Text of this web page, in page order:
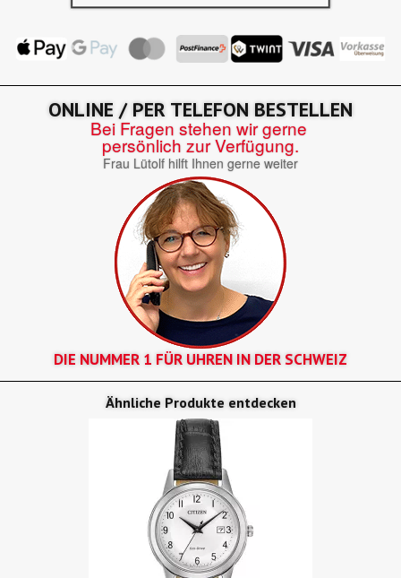
ONLINE / PER TELEFON BESTELLEN
Bei Fragen stehen wir gerne
persönlich zur Verfügung.
Frau Lütolf hilft Ihnen gerne weiter
DIE NUMMER 1 FÜR UHREN IN DER SCHWEIZ
Ähnliche Produkte entdecken